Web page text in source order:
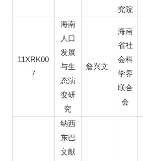
究院
11XRK00
7
海南
人口
发展
与生
态演
变研
究
詹兴文
海南
省社
会科
学界
联合
会
纳西
东巴
文献